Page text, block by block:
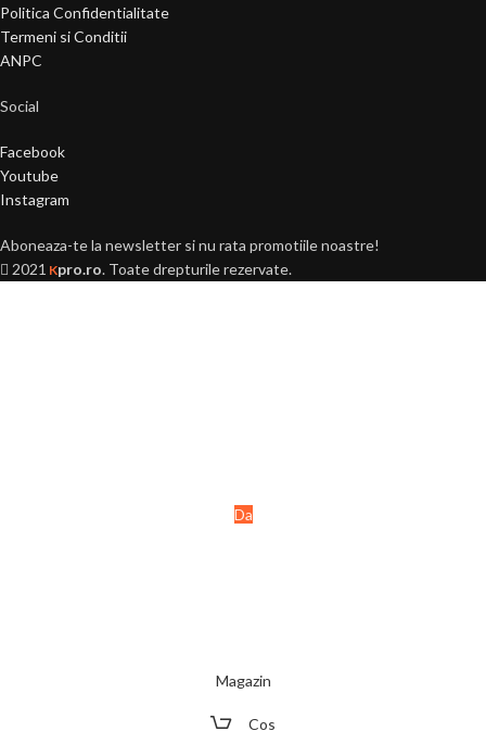
Politica Confidentialitate
Termeni si Conditii
ANPC
Social
Facebook
Youtube
Instagram
Aboneaza-te la newsletter si nu rata promotiile noastre!
2021 Kpro.ro. Toate drepturile rezervate.
Da
Magazin
Cos